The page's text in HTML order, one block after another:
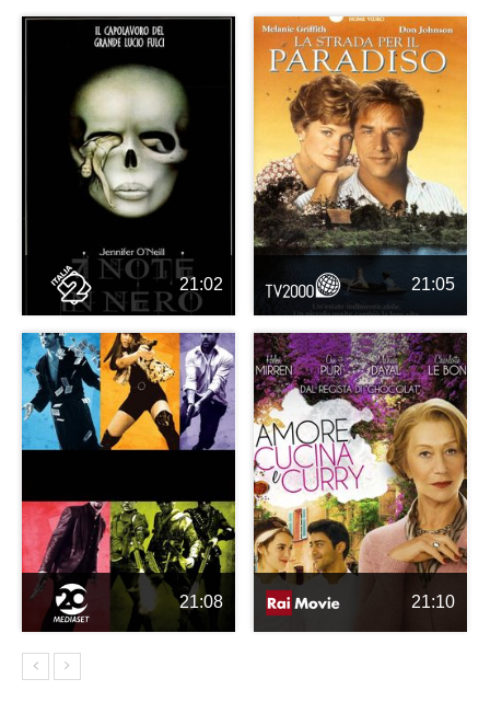
21:02 21:05
21:08 21:10